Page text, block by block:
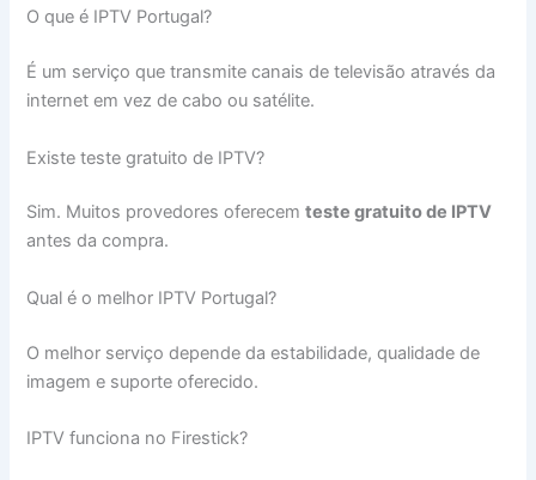
O que é IPTV Portugal?
É um serviço que transmite canais de televisão através da
internet em vez de cabo ou satélite.
Existe teste gratuito de IPTV?
Sim. Muitos provedores oferecemteste gratuito de IPTV
antes da compra.
Qual é o melhor IPTV Portugal?
O melhor serviço depende da estabilidade, qualidade de
imagem e suporte oferecido.
IPTV funciona no Firestick?